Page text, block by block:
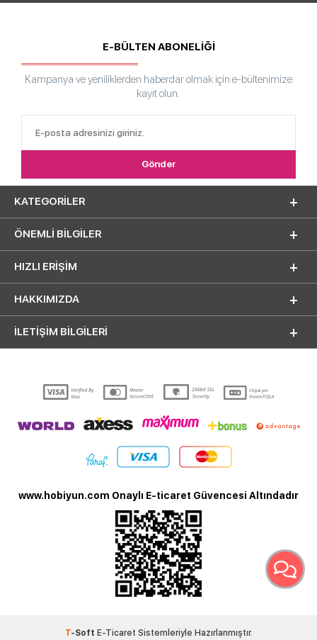
E-BÜLTEN ABONELİĞİ
Kampanya ve yeniliklerden haberdar olmak için e-bültenimize
kayıt olun.
KATEGORILER
ÖNEMLI BILGILER
HIZLI ERIŞIM
HAKKIMIZDA
İLETİŞİM BİLGİLERİ
www.hobiyun.com Onaylı E-ticaret Güvencesi Altındadır
T-Soft E-Ticaret Sistemleriyle Hazırlanmıştır.